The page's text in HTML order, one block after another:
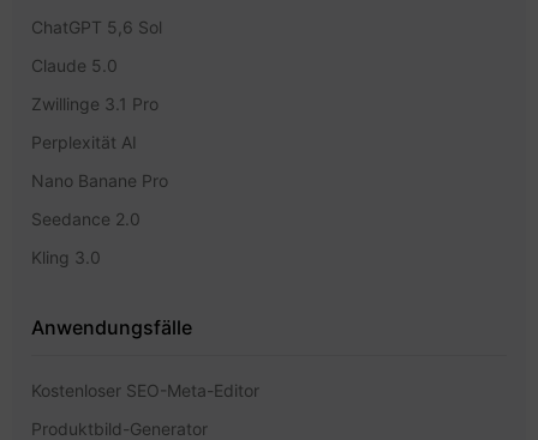
ChatGPT 5,6 Sol
Claude 5.0
Zwillinge 3.1 Pro
Perplexität AI
Nano Banane Pro
Seedance 2.0
Kling 3.0
Anwendungsfälle
Kostenloser SEO-Meta-Editor
Produktbild-Generator